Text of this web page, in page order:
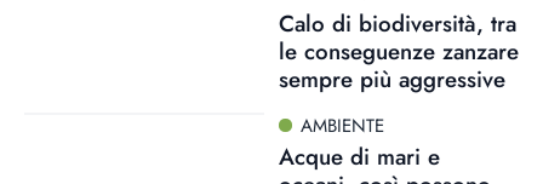
Calo di biodiversità, tra
le conseguenze zanzare
sempre più aggressive
AMBIENTE
Acque di mari e